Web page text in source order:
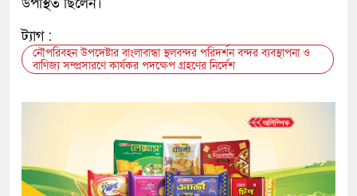
উপস্থিত ছিলেন।
ট্যাগ :
নৌপরিবহন উপদেষ্টার বাংলাবান্ধা স্থলবন্দর পরিদর্শন বন্দর ব্যবস্থাপনা ও
বাণিজ্য সম্প্রসারণে কার্যকর পদক্ষেপ গ্রহণের নির্দেশ